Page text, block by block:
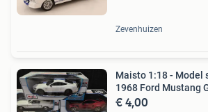
Zevenhuizen
Maisto 1:18 - Model
1968 Ford Mustang
€ 4,00